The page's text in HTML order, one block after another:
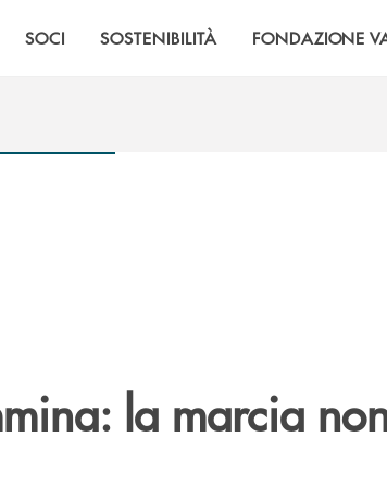
SOCI SOSTENIBILITÀ FONDAZIONE
la marcia